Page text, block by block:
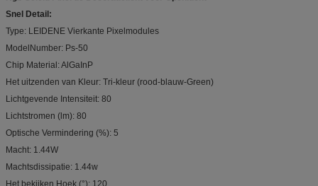
Snel Detail:
Type: LEIDENE Vierkante Pixelmodules
ModelNumber: Ps-50
Chip Material: AlGaInP
Het uitzenden van Kleur: Tri-kleur (rood-blauw-Green)
Lichtgevende Intensiteit: 80
Lichtstromen (lm): 80
Optische Vermindering (%): 5
Macht: 1.44W
Machtsdissipatie: 1.44w
Het bekijken Hoek (°): 120